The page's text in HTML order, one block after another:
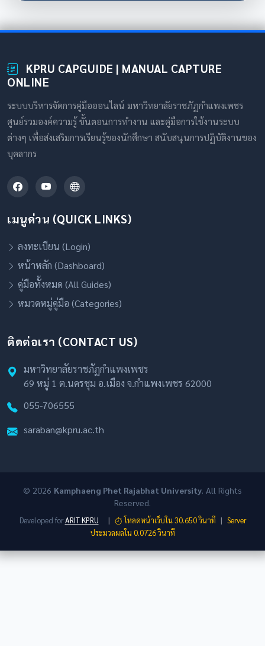
KPRU CAPGUIDE | MANUAL CAPTURE
ONLINE
ระบบบริหารจัดการคู่มือออนไลน์ มหาวิทยาลัยราชภัฏกำแพงเพชร
ศูนย์รวมองค์ความรู้ ขั้นตอนการทำงาน และคู่มือการใช้งานระบบ
ต่างๆ เพื่อส่งเสริมการเรียนรู้ของนักศึกษา สนับสนุนการปฏิบัติงานของ
บุคลากร
เมนูด่วน (QUICK LINKS)
ลงทะเบียน (Login)
หน้าหลัก (Dashboard)
คู่มือทั้งหมด (All Guides)
หมวดหมู่คู่มือ (Categories)
ติดต่อเรา (CONTACT US)
มหาวิทยาลัยราชภัฏกำแพงเพชร
69 หมู่ 1 ต.นครชุม อ.เมือง จ.กำแพงเพชร 62000
055-706555
saraban@kpru.ac.th
© 2026 Kamphaeng Phet Rajabhat University. All Rights
Reserved.
Developed forARIT KPRU | โหลดหน้าเว็บใน 30.650 วินาที | Server
ประมวลผลใน 0.0726 วินาที